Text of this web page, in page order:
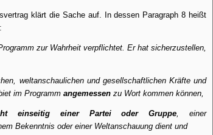
klärt die Sache auf. In dessen Paragraph8 heißt
zur Wahrheit verpflichtet. Er hat sicherzustellen,
weltanschaulichen und gesellschaftlichen Kräfte und
im Programm angemessen zu Wort kommen können,
einseitig einer Partei oder Gruppe, einer
Bekenntnis oder einer Weltanschauung dient und